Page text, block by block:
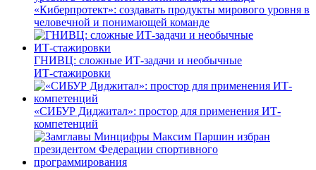
«Киберпротект»: создавать продукты мирового уровня в
человечной и понимающей команде
ГНИВЦ: сложные ИТ‑задачи и необычные
ИТ‑стажировки
«СИБУР Диджитал»: простор для применения ИТ-
компетенций